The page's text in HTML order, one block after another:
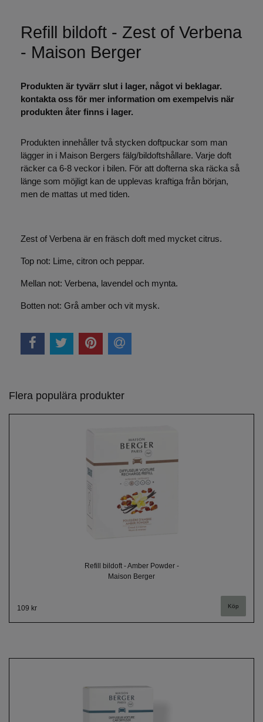
Refill bildoft - Zest of Verbena
- Maison Berger
Produkten är tyvärr slut i lager, något vi beklagar.
kontakta oss för mer information om exempelvis när
produkten åter finns i lager.
Produkten innehåller två stycken doftpuckar som man
lägger in i Maison Bergers fälg/bildoftshållare. Varje doft
räcker ca 6-8 veckor i bilen. För att dofterna ska räcka så
länge som möjligt kan de upplevas kraftiga från början,
men de mattas ut med tiden.
Zest of Verbena är en fräsch doft med mycket citrus.
Top not: Lime, citron och peppar.
Mellan not: Verbena, lavendel och mynta.
Botten not: Grå amber och vit mysk.
Flera populära produkter
Refill bildoft - Amber Powder -
Maison Berger
109 kr